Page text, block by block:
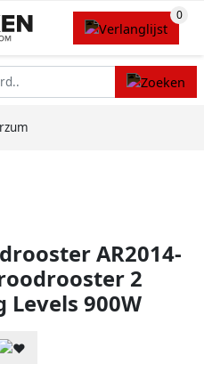
AR2014-
2
Levels 900W